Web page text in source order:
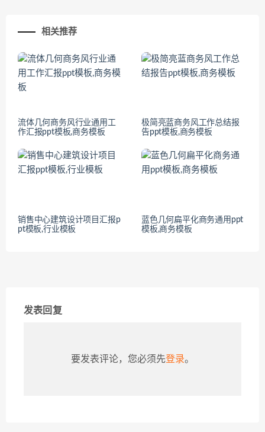
相关推荐
流体几何商务风行业通用工
作汇报ppt模板,商务模板
极简亮蓝商务风工作总结报
告ppt模板,商务模板
销售中心建筑设计项目汇报p
pt模板,行业模板
蓝色几何扁平化商务通用ppt
模板,商务模板
发表回复
要发表评论，您必须先登录。